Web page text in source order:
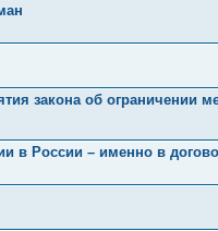
закона об ограничении
в России – именно в